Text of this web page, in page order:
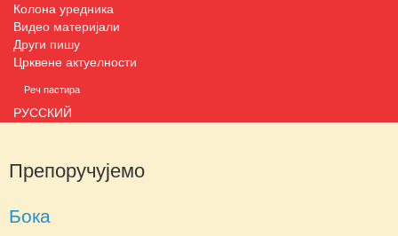
Колона уредника
Видео материјали
Други пишу
Црквене актуелности
Реч пастира
РУССКИЙ
Препоручујемо
Бока